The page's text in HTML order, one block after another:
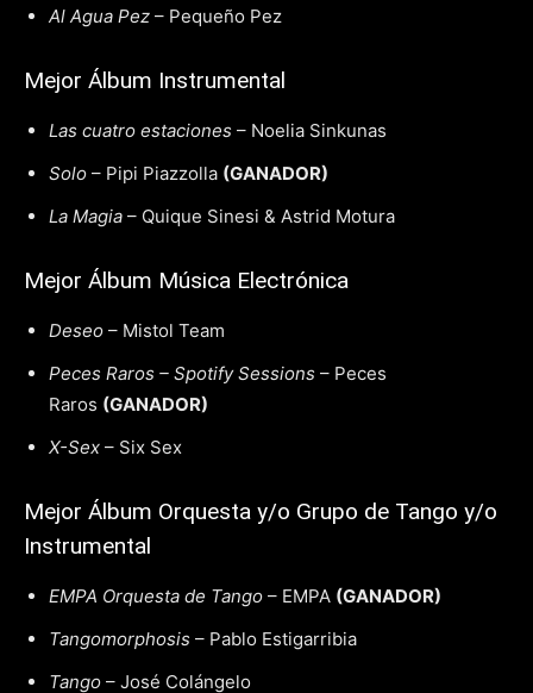
Al Agua Pez – Pequeño Pez
Mejor Álbum Instrumental
Las cuatro estaciones – Noelia Sinkunas
Solo – Pipi Piazzolla (GANADOR)
La Magia – Quique Sinesi & Astrid Motura
Mejor Álbum Música Electrónica
Deseo – Mistol Team
Peces Raros – Spotify Sessions – Peces
Raros (GANADOR)
X-Sex – Six Sex
Mejor Álbum Orquesta y/o Grupo de Tango y/o
Instrumental
EMPA Orquesta de Tango – EMPA (GANADOR)
Tangomorphosis – Pablo Estigarribia
Tango – José Colángelo